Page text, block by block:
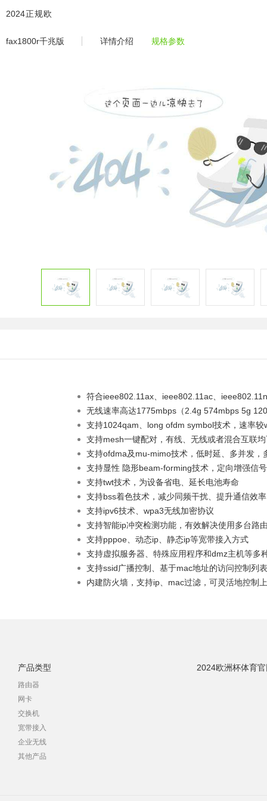
fax1800r千兆版 -2024正规欧洲
2024正规欧
洲杯平
fax1800r千兆版 详情介绍 规格参数
符合ieee802.11ax、ieee802.11ac、
无线速率高达1775mbps（2.4g 574mbps 5g
支持1024qam、long ofdm symbol技术，速率较
支持mesh一键配对，有线、无线或者混合互联
支持ofdma及mu-mimo技术，低时延、多并发，
支持显性 隐形beam-forming技术，定向增强信
支持twt技术，为设备省电、延长电池寿命
支持bss着色技术，减少同频干扰、提升通信效率
支持ipv6技术、wpa3无线加密协议
支持智能ip冲突检测功能，有效解决使用多台路
支持pppoe、动态ip、静态ip等宽带接入方式
支持虚拟服务器、特殊应用程序和dmz主机等多
支持ssid广播控制、基于mac地址的访问控制列
内建防火墙，支持ip、mac过滤，可灵活地控制
产品类型
路由器
网卡
交换机
宽带接入
企业无线
其他产品
2024欧洲杯体育